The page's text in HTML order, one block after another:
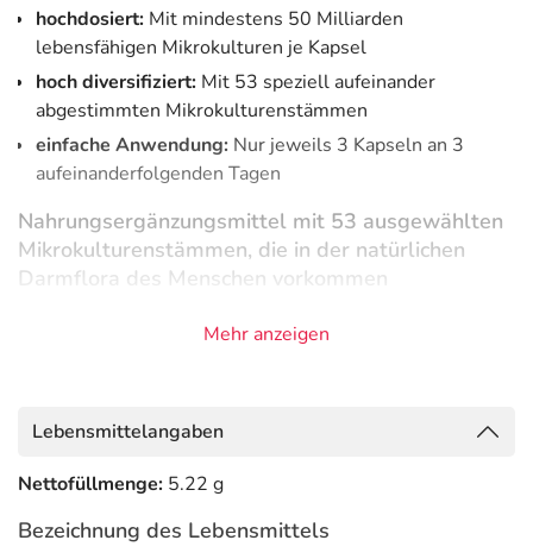
hochdosiert: Mit mindestens 50 Milliarden
lebensfähigen Mikrokulturen je Kapsel
hoch diversifiziert: Mit 53 speziell aufeinander
abgestimmten Mikrokulturenstämmen
einfache Anwendung: Nur jeweils 3 Kapseln an 3
aufeinanderfolgenden Tagen
Nahrungsergänzungsmittel mit 53 ausgewählten
Mikrokulturenstämmen, die in der natürlichen
Darmflora des Menschen vorkommen
Unser Darm wird von unzähligen Bakterienstämmen
beispielsweise Allergien und Hauterkrankungen die
Kijimea Hypo ist das Ergebnis umfangreicher Forschung
im Bereich der Darmflora. Das
Mehr anzeigen
Lebensmittelangaben
Nettofüllmenge: 5.22 g
Bezeichnung des Lebensmittels